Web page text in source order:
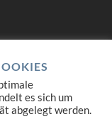
es sich um
abgelegt werden.